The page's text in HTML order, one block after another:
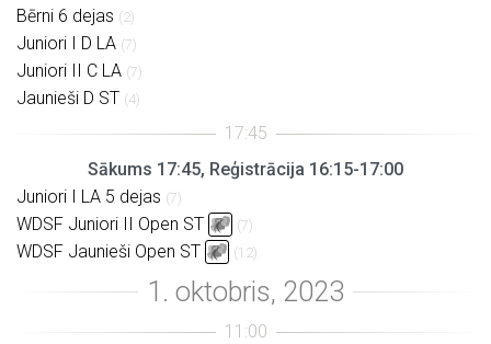
Bērni 6 dejas (2)
Juniori I D LA (7)
Juniori II C LA (7)
Jaunieši D ST (4)
Sākums 17:45, Reģistrācija 16:15-17:00
Juniori I LA 5 dejas (7)
WDSF Juniori II Open ST (7)
WDSF Jaunieši Open ST (12)